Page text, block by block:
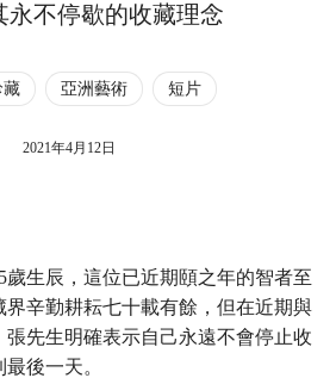
永不停歇的收藏理念
藏 亞洲藝術 短片
2021年4月12日
歲生辰，這位已近期頤之年的智者至
辛勤耕耘七十載有餘，但在近期與
先生明確表示自己永遠不會停止收
後一天。